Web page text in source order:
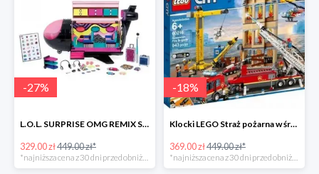
-27%
L.O.L. SURPRISE OMG REMIX Samolot -27%
329.00 zł449.00 zł*
*najniższa cena z 30 dni przed obniżką
-18%
Klocki LEGO Straż pożarna w śródmieściu -18%
369.00 zł449.00 zł*
*najniższa cena z 30 dni przed obniżką